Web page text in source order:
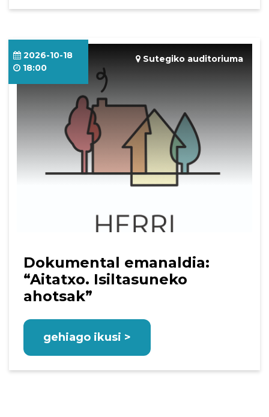
Sutegiko auditoriuma
2026-10-18
18:00
Dokumental emanaldia:
“Aitatxo. Isiltasuneko
ahotsak”
gehiago ikusi >